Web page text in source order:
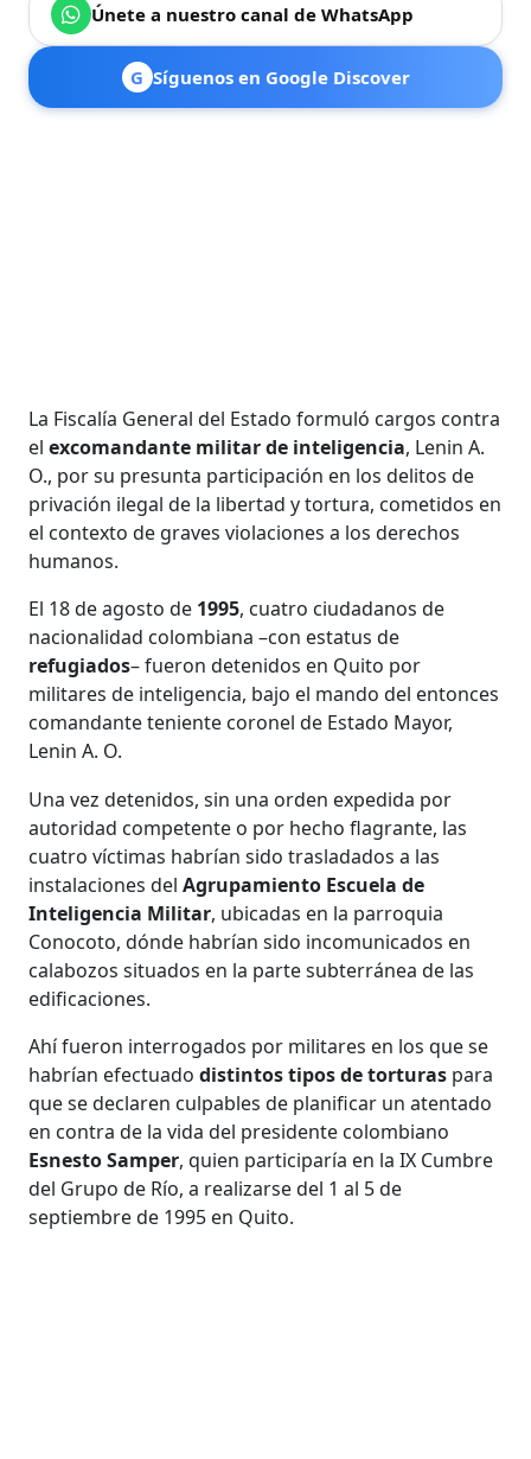
Únete a nuestro canal de WhatsApp
G Síguenos en Google Discover
La Fiscalía General del Estado formuló cargos contra
elexcomandante militar de inteligencia, Lenin A.
O., por su presunta participación en los delitos de
privación ilegal de la libertad y tortura, cometidos en
el contexto de graves violaciones a los derechos
humanos.
El 18 de agosto de 1995, cuatro ciudadanos de
nacionalidad colombiana –con estatus de
refugiados– fueron detenidos en Quito por
militares de inteligencia, bajo el mando del entonces
comandante teniente coronel de Estado Mayor,
Lenin A. O.
Una vez detenidos, sin una orden expedida por
autoridad competente o por hecho flagrante, las
cuatro víctimas habrían sido trasladados a las
instalaciones delAgrupamiento Escuela de
Inteligencia Militar, ubicadas en la parroquia
Conocoto, dónde habrían sido incomunicados en
calabozos situados en la parte subterránea de las
edificaciones.
Ahí fueron interrogados por militares en los que se
habrían efectuadodistintos tipos de torturas para
que se declaren culpables de planificar un atentado
en contra de la vida del presidente colombiano
Esnesto Samper, quien participaría en la IX Cumbre
del Grupo de Río, a realizarse del 1 al 5 de
septiembre de 1995 en Quito.